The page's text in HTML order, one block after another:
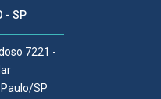
- SP
7221 -
SP